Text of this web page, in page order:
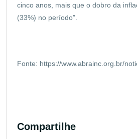
cinco anos, mais que o dobro da
(33%) no período”.
Fonte: https://www.abrainc.org.br/
Compartilhe